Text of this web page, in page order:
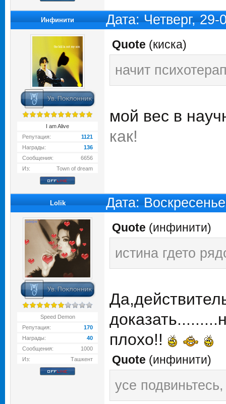
Инфинити Дата: Четверг,
I am Alive
Репутация:
1121
Награды:
136
Сообщения:
6656
Из:
Town of dream
Quote (киска)
начит
мой вес в
как!
Lolik Дата:
Speed Demon
Репутация:
170
Награды:
40
Сообщения:
1000
Из:
Ташкент
Quote (инфинити)
истина гдето
плохо!!
Quote (инфинити)
усе